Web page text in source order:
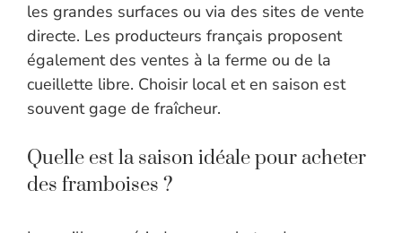
les grandes surfaces ou via des sites de vente
directe. Les producteurs français proposent
également des ventes à la ferme ou de la
cueillette libre. Choisir local et en saison est
souvent gage de fraîcheur.
Quelle est la saison idéale pour acheter
des framboises ?